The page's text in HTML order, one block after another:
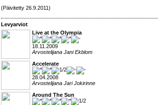
(Päivitetty 26.9.2011)
Levyarviot
Live at the Olympia
18.11.2009
Arvostelijana Jani Ekblom
Accelerate
28.04.2008
Arvostelijana Jari Jokirinne
Around The Sun